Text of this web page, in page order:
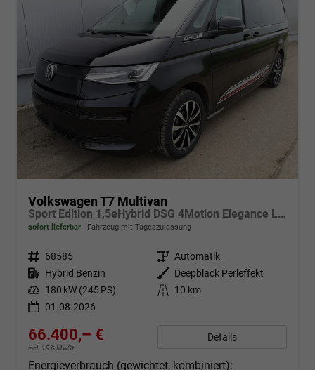
Volkswagen T7 Multivan
Sport Edition 1,5eHybrid DSG 4Motion Elegance LÜ 7 Sitzer
sofort lieferbar Fahrzeug mit Tageszulassung
Fahrzeugnr. 68585 Getriebe Automatik
Kraftstoff Hybrid Benzin Außenfarbe
Deepblack Perleffekt
Leistung 180 kW (245 PS) Kilometerstand
10 km
01.08.2026
66.400,– €
incl. 19% MwSt.
Details
Energieverbrauch (gewichtet, kombiniert):